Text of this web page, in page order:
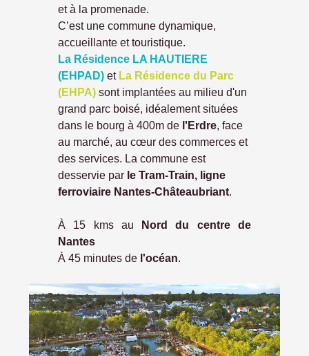
et à la promenade.
C’est une commune dynamique,
accueillante et touristique.
La Résidence LA HAUTIERE
(EHPAD) et La Résidence du Parc
(EHPA) sont implantées au milieu d'un
grand parc boisé, idéalement situées
dans le bourg à 400m de l'Erdre, face
au marché, au cœur des commerces et
des services. La commune est
desservie par le Tram-Train, ligne
ferroviaire Nantes-Châteaubriant.
À 15 kms au
Nord du centre de
Nantes
À 45 minutes de l'océan.